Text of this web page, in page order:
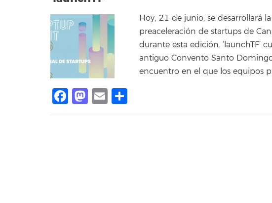
Hoy, 21 de junio, se desarrollará
preaceleración de startups de
durante esta edición. ‘launchTF’
antiguo Convento Santo
encuentro en el que los equipos
Facebook
Mastodon
Email